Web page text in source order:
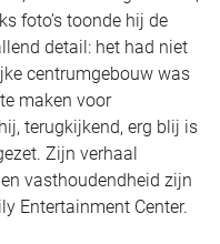
foto’s toonde hij de
detail: het had niet
centrumgebouw was
maken voor
terugkijkend, erg blij is
Zijn verhaal
vasthoudendheid zijn
Entertainment Center.